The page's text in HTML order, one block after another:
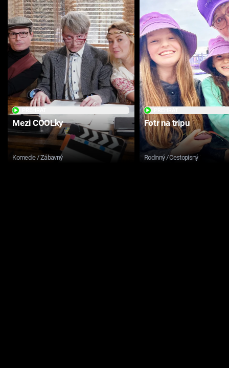
Mezi COOLky
Komedie / Zábavný
Fotr na tripu
Rodinný / Cestopisný